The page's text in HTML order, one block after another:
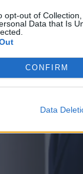
opt-out of
Data that Is
CONFIRM
Data